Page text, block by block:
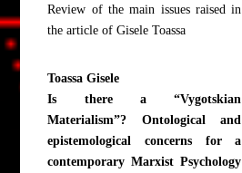
Review of the main issues raised in
the article of Gisele Toassa
Toassa Gisele
Is there a “Vygotskian
Materialism”? Ontological and
epistemological concerns for a
contemporary Marxist Psychology